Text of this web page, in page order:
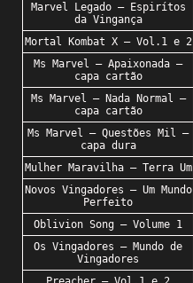
Marvel Legado – Espirítos
da Vingança
Mortal Kombat X – Vol.1 e 2
Ms Marvel – Apaixonada –
capa cartão
Ms Marvel – Nada Normal –
capa cartão
Ms Marvel – Questões Mil –
capa dura
Mulher Maravilha – Terra Um
Novos Vingadores – Um Mundo
Perfeito
Oblivion Song – Volume 1
Os Vingadores – Mundo de
Vingadores